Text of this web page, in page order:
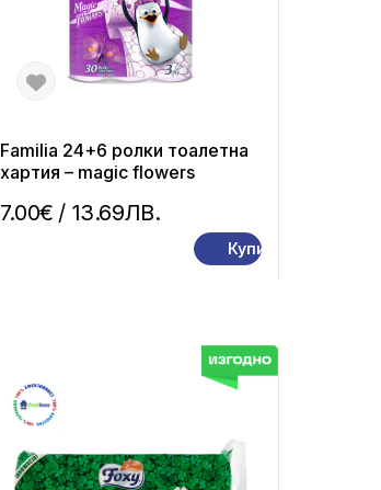
7.00€ / 13.69ЛВ.
Familia 24+6 ролки тоалетна
хартия – magic flowers
Купи